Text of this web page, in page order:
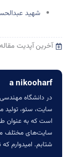
سایت‌های مختلف
شتابم. امیدوارم